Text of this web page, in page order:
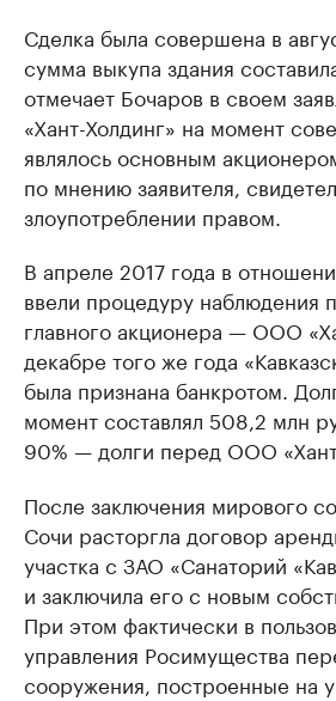
Сделка была совершена в
сумма выкупа здания
отмечает Бочаров в своем
«Хант-Холдинг» на момент
являлось основным
по мнению заявителя,
злоупотреблении правом.
В апреле 2017 года в
ввели процедуру наблюдения
главного акционера — ООО
декабре того же года
была признана банкротом.
момент составлял 508,2 млн
90% — долги перед ООО
После заключения мирового
Сочи расторгла договор
участка с ЗАО «Санаторий
и заключила его с новым
При этом фактически в
управления Росимущества
сооружения, построенные на